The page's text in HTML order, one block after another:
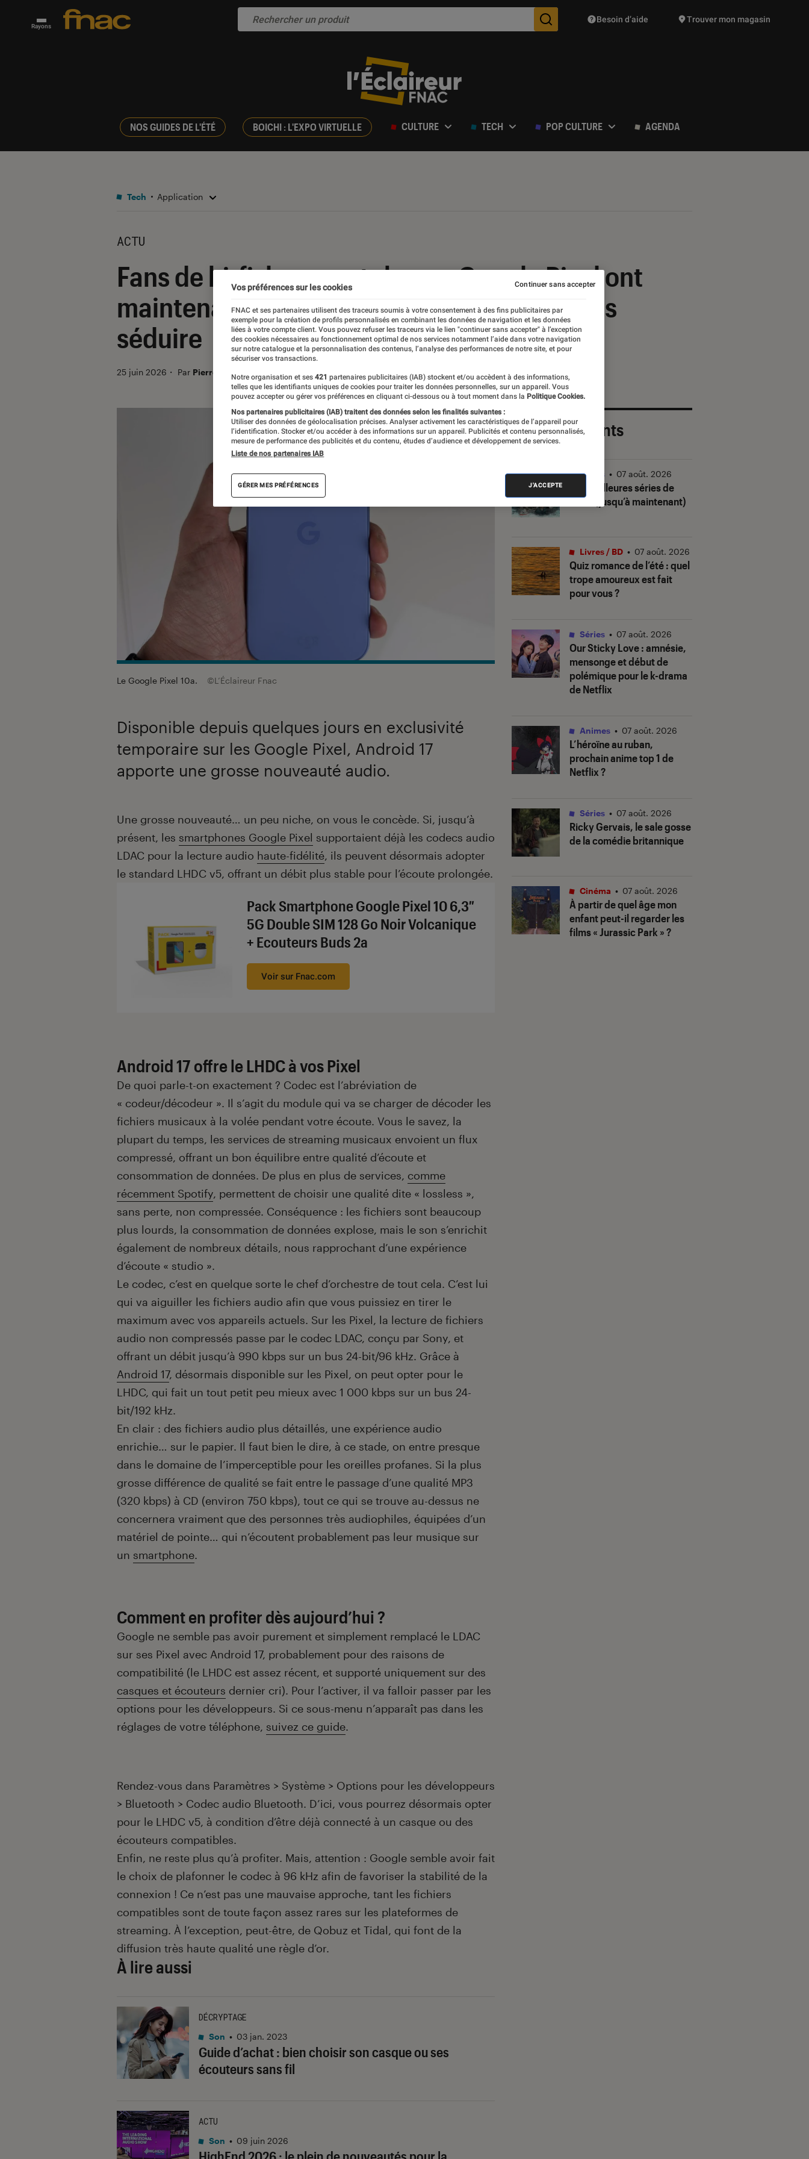
Rayons Des suggestions de produits vont vous être proposées
Besoin d’aide Trouver mon magasin
NOS GUIDES DE L'ÉTÉ BOICHI : L'EXPO VIRTUELLE CULTURE TECH POP CULTURE AGENDA
Tech Application
ACTU
Fans de hi-fi, les smartphones Google Pixel ont
maintenant un argument de poids pour vous
séduire
25 juin 2026 ・ Par Pierre Crochart
Le Google Pixel 10a. ©L’Éclaireur Fnac
Disponible depuis quelques jours en exclusivité
temporaire sur les Google Pixel, Android 17
apporte une grosse nouveauté audio.
Introduction
Une grosse nouveauté… un peu niche, on vous le concède. Si, jusqu’à
présent, les smartphones Google Pixel supportaient déjà les codecs audio
LDAC pour la lecture audio haute-fidélité, ils peuvent désormais adopter
le standard LHDC v5, offrant un débit plus stable pour l’écoute prolongée.
Pack Smartphone Google Pixel 10 6,3″
5G Double SIM 128 Go Noir Volcanique
+ Ecouteurs Buds 2a
Voir sur Fnac.com
Android 17 offre le LHDC à vos Pixel
De quoi parle-t-on exactement ? Codec est l’abréviation de
« codeur/décodeur ». Il s’agit du module qui va se charger de décoder les
fichiers musicaux à la volée pendant votre écoute. Vous le savez, la
plupart du temps, les services de streaming musicaux envoient un flux
compressé, offrant un bon équilibre entre qualité d’écoute et
consommation de données. De plus en plus de services, comme
récemment Spotify, permettent de choisir une qualité dite « lossless »,
sans perte, non compressée. Conséquence : les fichiers sont beaucoup
plus lourds, la consommation de données explose, mais le son s’enrichit
également de nombreux détails, nous rapprochant d’une expérience
d’écoute « studio ».
Le codec, c’est en quelque sorte le chef d’orchestre de tout cela. C’est lui
qui va aiguiller les fichiers audio afin que vous puissiez en tirer le
maximum avec vos appareils actuels. Sur les Pixel, la lecture de fichiers
audio non compressés passe par le codec LDAC, conçu par Sony, et
offrant un débit jusqu’à 990 kbps sur un bus 24-bit/96 kHz. Grâce à
Android 17, désormais disponible sur les Pixel, on peut opter pour le
LHDC, qui fait un tout petit peu mieux avec 1 000 kbps sur un bus 24-
bit/192 kHz.
En clair : des fichiers audio plus détaillés, une expérience audio
enrichie… sur le papier. Il faut bien le dire, à ce stade, on entre presque
dans le domaine de l’imperceptible pour les oreilles profanes. Si la plus
grosse différence de qualité se fait entre le passage d’une qualité MP3
(320 kbps) à CD (environ 750 kbps), tout ce qui se trouve au-dessus ne
concernera vraiment que des personnes très audiophiles, équipées d’un
matériel de pointe… qui n’écoutent probablement pas leur musique sur
un smartphone.
Comment en profiter dès aujourd’hui ?
Google ne semble pas avoir purement et simplement remplacé le LDAC
sur ses Pixel avec Android 17, probablement pour des raisons de
compatibilité (le LHDC est assez récent, et supporté uniquement sur des
casques et écouteurs dernier cri). Pour l’activer, il va falloir passer par les
options pour les développeurs. Si ce sous-menu n’apparaît pas dans les
réglages de votre téléphone, suivez ce guide.
Rendez-vous dans Paramètres > Système > Options pour les développeurs
> Bluetooth > Codec audio Bluetooth. D’ici, vous pourrez désormais opter
pour le LHDC v5, à condition d’être déjà connecté à un casque ou des
écouteurs compatibles.
Enfin, ne reste plus qu’à profiter. Mais, attention : Google semble avoir fait
le choix de plafonner le codec à 96 kHz afin de favoriser la stabilité de la
connexion ! Ce n’est pas une mauvaise approche, tant les fichiers
compatibles sont de toute façon assez rares sur les plateformes de
streaming. À l’exception, peut-être, de Qobuz et Tidal, qui font de la
diffusion très haute qualité une règle d’or.
À lire aussi
Guide d’achat : bien choisir son casque ou ses
écouteurs sans fil
DÉCRYPTAGE
Son • 03 jan. 2023
ACTU
Son • 09 juin 2026
Les plus récents
Les meilleures séries de
2026 (jusqu’à maintenant)
Séries • 07 août. 2026
Quiz romance de l’été : quel
trope amoureux est fait
pour vous ?
Livres / BD • 07 août. 2026
Our Sticky Love: amnésie,
mensonge et début de
polémique pour le k-drama
de Netflix
Séries • 07 août. 2026
L’héroïne au ruban,
prochain anime top 1 de
Netflix ?
Animes • 07 août. 2026
Ricky Gervais, le sale gosse
de la comédie britannique
Séries • 07 août. 2026
À partir de quel âge mon
enfant peut-il regarder les
films « Jurassic Park » ?
Cinéma • 07 août. 2026
Vos préférences sur les cookies
FNAC et ses partenaires utilisent des traceurs soumis à votre consentement à des fins publicitaires par
exemple pour la création de profils personnalisés en combinant les données de navigation et les données
liées à votre compte client. Vous pouvez refuser les traceurs via le lien "continuer sans accepter" à l’exception
des cookies nécessaires au fonctionnement optimal de nos services notamment l’aide dans votre navigation
sur notre catalogue et la personnalisation des contenus, l’analyse des performances de notre site, et pour
sécuriser vos transactions.
Notre organisation et ses 421 partenaires publicitaires (IAB) stockent et/ou accèdent à des informations,
telles que les identifiants uniques de cookies pour traiter les données personnelles, sur un appareil. Vous
pouvez accepter ou gérer vos préférences en cliquant ci-dessous ou à tout moment dans la Politique Cookies.
Nos partenaires publicitaires (IAB) traitent des données selon les finalités suivantes :
Utiliser des données de géolocalisation précises. Analyser activement les caractéristiques de l’appareil pour
l’identification. Stocker et/ou accéder à des informations sur un appareil. Publicités et contenu personnalisés,
mesure de performance des publicités et du contenu, études d’audience et développement de services.
Liste de nos partenaires IAB
GÉRER MES PRÉFÉRENCES J'ACCEPTE
Continuer sans accepter